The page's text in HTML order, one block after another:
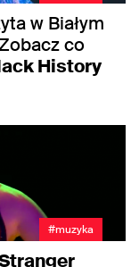
w Białym
co
History
#muzyka